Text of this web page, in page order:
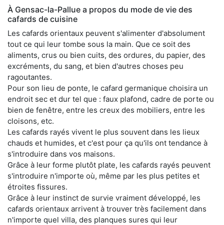
À Gensac-la-Pallue a propos du mode de vie des
cafards de cuisine
Les cafards orientaux peuvent s'alimenter d'absolument
tout ce qui leur tombe sous la main. Que ce soit des
aliments, crus ou bien cuits, des ordures, du papier, des
excréments, du sang, et bien d'autres choses peu
ragoutantes.
Pour son lieu de ponte, le cafard germanique choisira un
endroit sec et dur tel que : faux plafond, cadre de porte ou
bien de fenêtre, entre les creux des mobiliers, entre les
cloisons, etc.
Les cafards rayés vivent le plus souvent dans les lieux
chauds et humides, et c'est pour ça qu'ils ont tendance à
s'introduire dans vos maisons.
Grâce à leur forme plutôt plate, les cafards rayés peuvent
s'introduire n'importe où, même par les plus petites et
étroites fissures.
Grâce à leur instinct de survie vraiment développé, les
cafards orientaux arrivent à trouver très facilement dans
n'importe quel villa, des planques sures qui leur